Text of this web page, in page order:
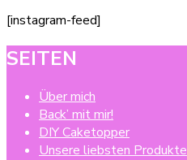
[instagram-feed]
SEITEN
Über mich
Back’ mit mir!
DIY Caketopper
Unsere liebsten Produkte